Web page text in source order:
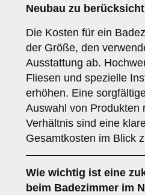
Neubau zu
Die Kosten für ein
der Größe, den
Ausstattung ab.
Fliesen und spezielle
erhöhen. Eine
Auswahl von Produkten
Verhältnis sind eine
Gesamtkosten im Blick
Wie wichtig ist eine
beim Badezimmer im